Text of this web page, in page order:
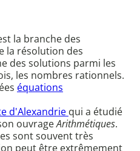
la branche des
la résolution des
des solutions parmi les
les nombres rationnels.
équations
d'Alexandrie qui a étudié
ouvrageArithmétiques.
sont souvent très
peut être extrêmement